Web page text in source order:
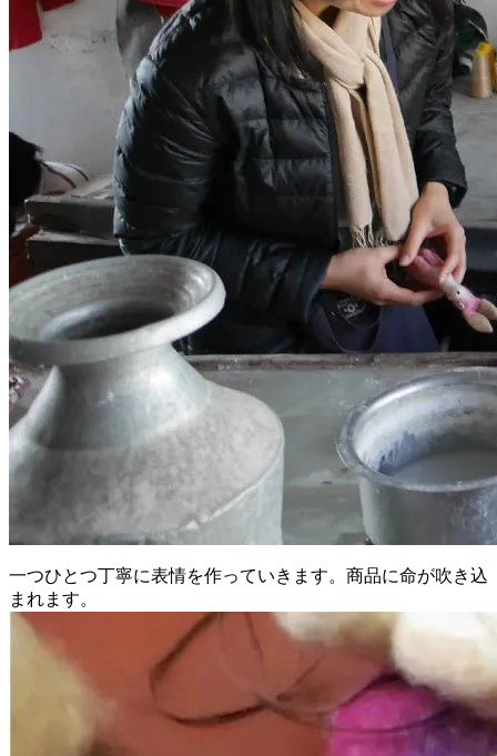
一つひとつ丁寧に表情を作っていきます。商品に命が吹き込
まれます。